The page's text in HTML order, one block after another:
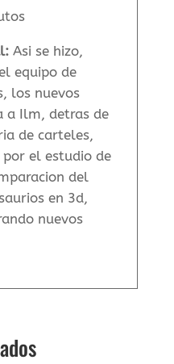
Asi se hizo,
equipo de
los nuevos
a Ilm, detras de
de carteles,
el estudio de
del
en 3d,
nuevos